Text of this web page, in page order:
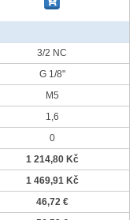
3/2 NC
G 1/8"
M5
1,6
0
1 214,80 Kč
1 469,91 Kč
46,72 €